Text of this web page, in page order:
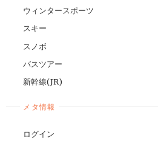
ウィンタースポーツ
スキー
スノボ
バスツアー
新幹線(JR)
メタ情報
ログイン